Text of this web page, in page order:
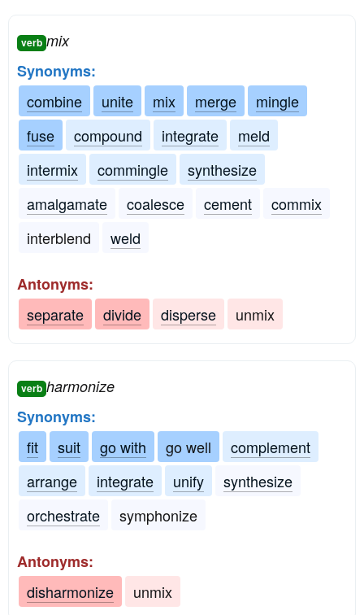
verb mix
Synonyms:
combine
unite mix merge
mingle
fuse
compound integrate
meld
intermix
commingle
synthesize
amalgamate
coalesce cement
commix
interblend
weld
Antonyms:
separate
divide disperse unmix
verb harmonize
Synonyms:
fit
suit go with go well
complement
arrange
integrate unify
synthesize
orchestrate
symphonize
Antonyms:
disharmonize
unmix